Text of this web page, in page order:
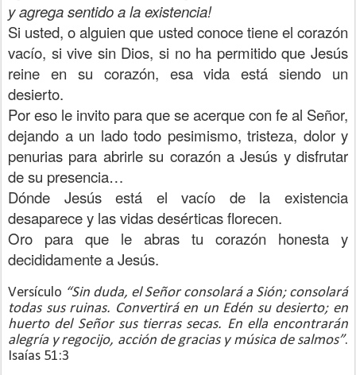
y agrega sentido a la existencia!
Si usted, o alguien que usted conoce tiene el corazón
vacío, si vive sin Dios, si no ha permitido que Jesús
reine en su corazón, esa vida está siendo un
desierto.
Por eso le invito para que se acerque con fe al Señor,
dejando a un lado todo pesimismo, tristeza, dolor y
penurias para abrirle su corazón a Jesús y disfrutar
de su presencia…
Dónde Jesús está el vacío de la existencia
desaparece y las vidas desérticas florecen.
Oro para que le abras tu corazón honesta y
decididamente a Jesús.
Versículo “Sin duda, el Señor consolará a Sión; consolará
todas sus ruinas. Convertirá en un Edén su desierto; en
huerto del Señor sus tierras secas. En ella encontrarán
alegría y regocijo, acción de gracias y música de salmos”.
Isaías 51:3